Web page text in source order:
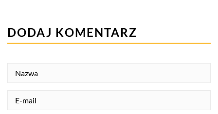
DODAJ KOMENTARZ